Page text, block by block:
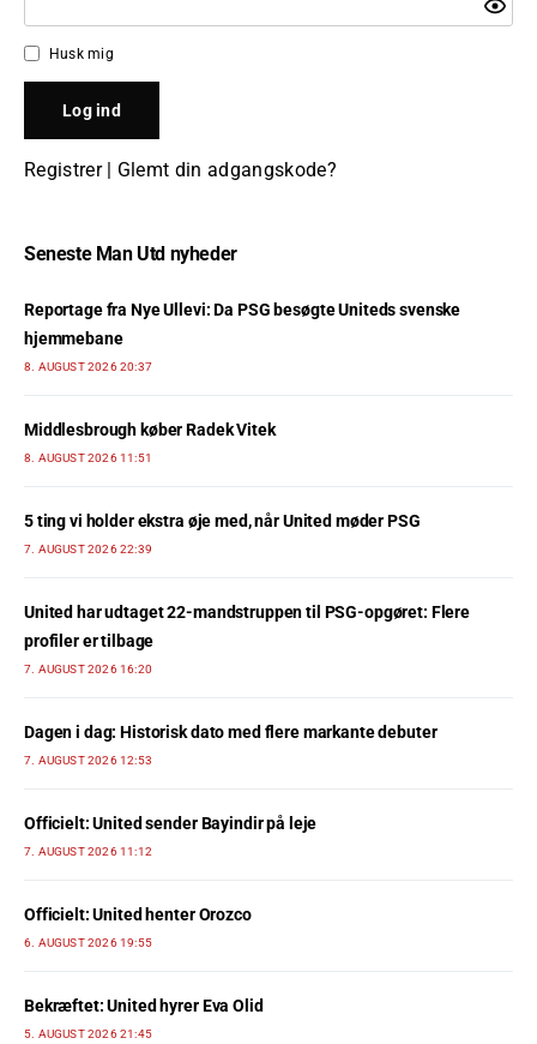
Husk mig
Registrer| Glemt din adgangskode?
Seneste Man Utd nyheder
Reportage fra Nye Ullevi: Da PSG besøgte Uniteds svenske
hjemmebane
8. AUGUST 2026 20:37
Middlesbrough køber Radek Vitek
8. AUGUST 2026 11:51
5 ting vi holder ekstra øje med, når United møder PSG
7. AUGUST 2026 22:39
United har udtaget 22-mandstruppen til PSG-opgøret: Flere
profiler er tilbage
7. AUGUST 2026 16:20
Dagen i dag: Historisk dato med flere markante debuter
7. AUGUST 2026 12:53
Officielt: United sender Bayindir på leje
7. AUGUST 2026 11:12
Officielt: United henter Orozco
6. AUGUST 2026 19:55
Bekræftet: United hyrer Eva Olid
5. AUGUST 2026 21:45